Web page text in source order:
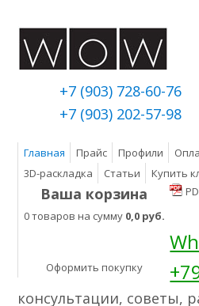
+7 (903) 728-60-76
+7 (903) 202-57-98
Главная Прайс Профили
3D-раскладка
Статьи Купить
Ваша корзина
0 товаров на сумму 0,0 руб.
Оформить покупку
консультации, советы,